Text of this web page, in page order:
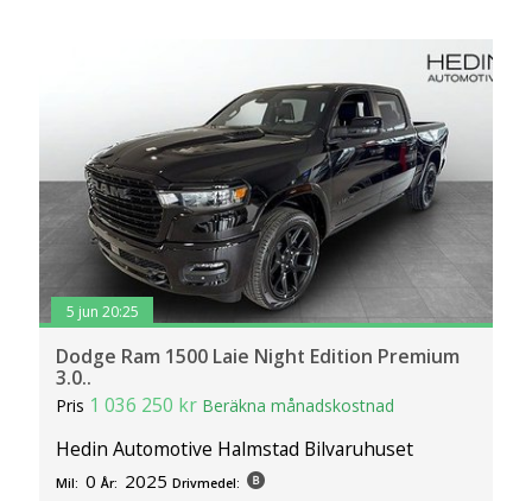
5 jun 20:25
Dodge Ram 1500 Laie Night Edition Premium
3.0..
Pris 1 036 250 kr Beräkna månadskostnad
Hedin Automotive Halmstad Bilvaruhuset
Mil: 0 År: 2025 Drivmedel: